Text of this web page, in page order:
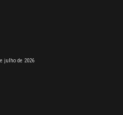
julho de 2026